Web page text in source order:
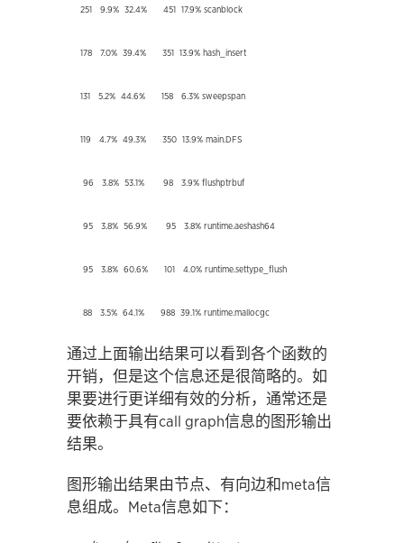
251 9.9% 32.4% 451 17.9% scanblock
178 7.0% 39.4% 351 13.9% hash_insert
131 5.2% 44.6% 158 6.3% sweepspan
119 4.7% 49.3% 350 13.9% main.DFS
96 3.8% 53.1% 98 3.9% flushptrbuf
95 3.8% 56.9% 95 3.8% runtime.aeshash64
95 3.8% 60.6% 101 4.0% runtime.settype_flush
88 3.5% 64.1% 988 39.1% runtime.mallocgc
通过上面输出结果可以看到各个函数的
开销，但是这个信息还是很简略的。如
果要进行更详细有效的分析，通常还是
要依赖于具有call graph信息的图形输出
结果。
图形输出结果由节点、有向边和meta信
息组成。Meta信息如下：